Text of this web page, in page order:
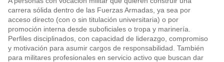
carrera sólida dentro de las Fuerzas Armadas, ya sea por
acceso directo (con o sin titulación universitaria) o por
promoción interna desde suboficiales o tropa y marinería.
Perfiles disciplinados, con capacidad de liderazgo, compromiso
y motivación para asumir cargos de responsabilidad. También
para militares profesionales en servicio activo que buscan dar